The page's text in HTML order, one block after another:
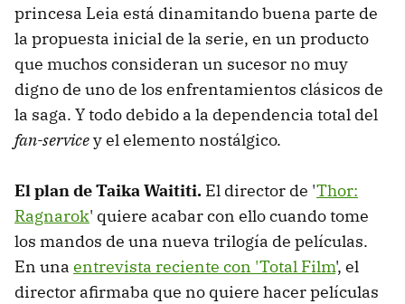
princesa Leia está dinamitando buena parte de
la propuesta inicial de la serie, en un producto
que muchos consideran un sucesor no muy
digno de uno de los enfrentamientos clásicos de
la saga. Y todo debido a la dependencia total del
fan-servicey el elemento nostálgico.
El plan de Taika Waititi. El director de 'Thor:
Ragnarok' quiere acabar con ello cuando tome
los mandos de una nueva trilogía de películas.
En una entrevista reciente con 'Total Film', el
director afirmaba que no quiere hacer películas